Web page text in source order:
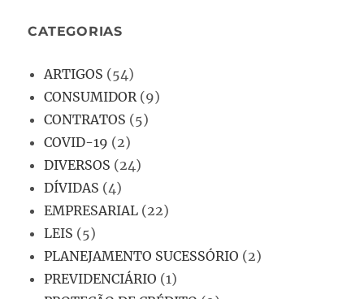
CATEGORIAS
ARTIGOS (54)
CONSUMIDOR(9)
CONTRATOS (5)
COVID-19 (2)
DIVERSOS (24)
DÍVIDAS (4)
EMPRESARIAL (22)
LEIS (5)
PLANEJAMENTO SUCESSÓRIO (2)
PREVIDENCIÁRIO (1)